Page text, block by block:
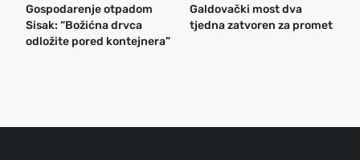
Gospodarenje otpadom
Sisak: “Božićna drvca
odložite pored kontejnera”
Galdovački most dva
tjedna zatvoren za promet